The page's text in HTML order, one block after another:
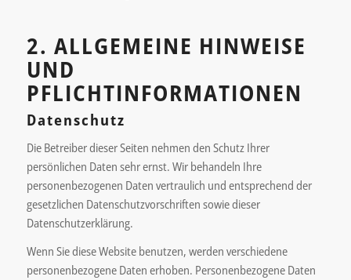
2. ALLGEMEINE HINWEISE
UND
PFLICHTINFORMATIONEN
Datenschutz
Die Betreiber dieser Seiten nehmen den Schutz Ihrer
persönlichen Daten sehr ernst. Wir behandeln Ihre
personenbezogenen Daten vertraulich und entsprechend der
gesetzlichen Datenschutzvorschriften sowie dieser
Datenschutzerklärung.
Wenn Sie diese Website benutzen, werden verschiedene
personenbezogene Daten erhoben. Personenbezogene Daten